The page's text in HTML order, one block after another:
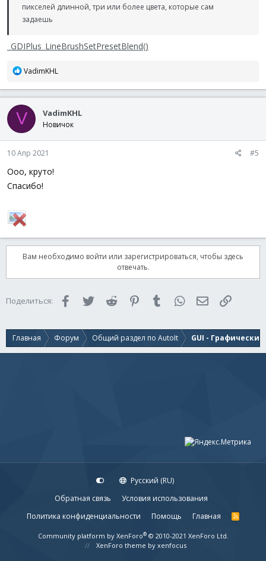
пикселей длинной, три или более цвета, которые сам
задаешь
_GDIPlus_LineBrushSetPresetBlend()
Р
а
к
ц
и
и
VadimKHL
V VadimKHL
Новичок
10 Апр 2021 #5
Ооо, круто!
Спасибо!
Вам необходимо войти или зарегистрироваться, чтобы здесь
отвечать.
Поделиться: FacebookTwitter Reddit PinterestTumblr WhatsAppЭлектронная
Главная Форум Общий раздел по AutoIt GUI -
Русский (RU)
Обратная связь
Условия использования
Политика конфиденциальности
Помощь Главная
R
S
Community platform by XenForo® © 2010-2021 XenForo Ltd.
XenForo theme by xenfocus